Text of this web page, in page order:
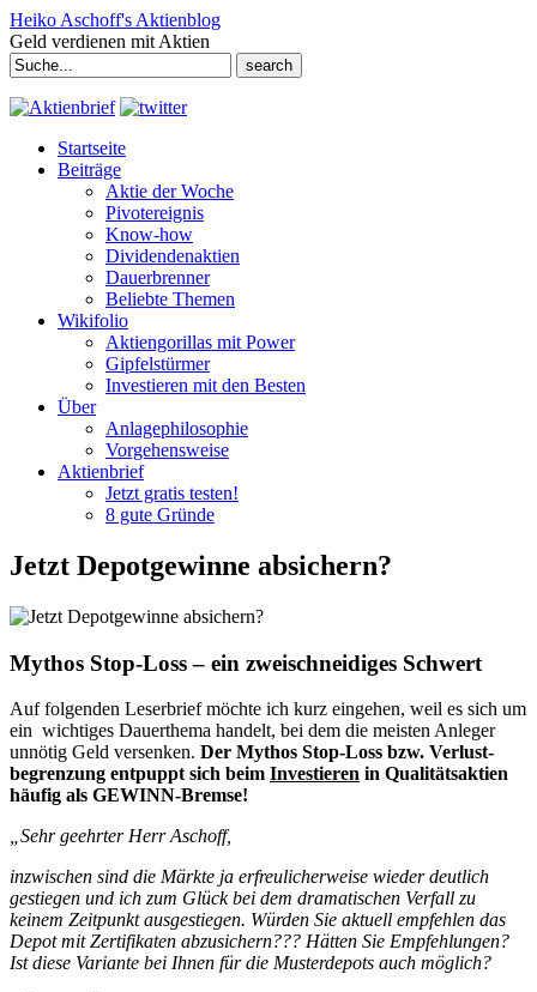
Heiko Aschoff's Aktienblog
Geld verdienen mit Aktien
Search
for:
Startseite
Beiträge
Aktie der Woche
Pivotereignis
Know-how
Dividendenaktien
Dauerbrenner
Beliebte Themen
Wikifolio
Aktiengorillas mit Power
Gipfelstürmer
Investieren mit den Besten
Über
Anlagephilosophie
Vorgehensweise
Aktienbrief
Jetzt gratis testen!
8 gute Gründe
Jetzt Depotgewinne absichern?
Mythos Stop-Loss – ein zweischneidiges Schwert
Auf folgenden Leserbrief möchte ich kurz eingehen, weil es sich um
ein wichtiges Dauerthema handelt, bei dem die meisten Anleger
unnötig Geld versenken. Der Mythos Stop-Loss bzw. Verlust­
begrenzung entpuppt sich beim Investieren in Qualitäts­aktien
häufig als GEWINN-Bremse!
„Sehr geehrter Herr Aschoff,
inzwischen sind die Märkte ja erfreulicherweise wieder deutlich
gestiegen und ich zum Glück bei dem dramatischen Verfall zu
keinem Zeitpunkt ausgestiegen. Würden Sie aktuell empfehlen das
Depot mit Zertifikaten abzusichern??? Hätten Sie Empfehlungen?
Ist diese Variante bei Ihnen für die Musterdepots auch möglich?